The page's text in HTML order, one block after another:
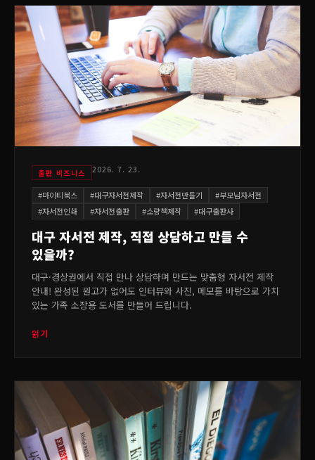
출판 비즈니스 2026. 7. 23.
#마이티북스 #대구자서전제작 #자서전만들기 #부모님자서전
#자서전인쇄 #자서전출판 #소량책제작 #대구출판사
대구 자서전 제작, 직접 상담하고 만들 수
있을까?
대구·경상권에서 직접 만나 상담하며 만드는 맞춤형 자서전 제작
안내! 완성된 원고가 없어도 인터뷰와 사진, 메모를 바탕으로 가치
있는 가족 소장용 도서를 만들어 드립니다.
읽기